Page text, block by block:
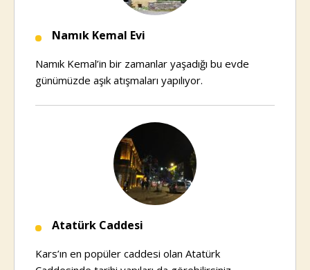
Namık Kemal Evi
Namık Kemal’in bir zamanlar yaşadığı bu evde
günümüzde aşık atışmaları yapılıyor.
Atatürk Caddesi
Kars’ın en popüler caddesi olan Atatürk